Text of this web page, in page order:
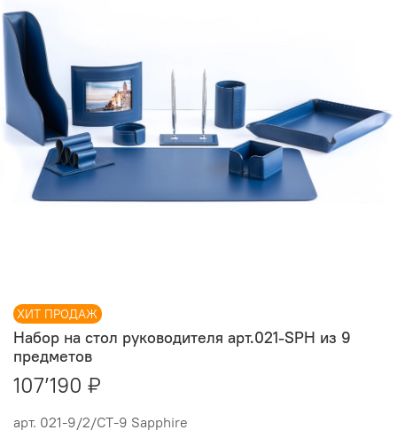
ХИТ ПРОДАЖ
арт. 021-9/2/СТ-9 Sapphire
Набор на стол руководителя арт.021-SPH из 9
предметов
107’190 ₽